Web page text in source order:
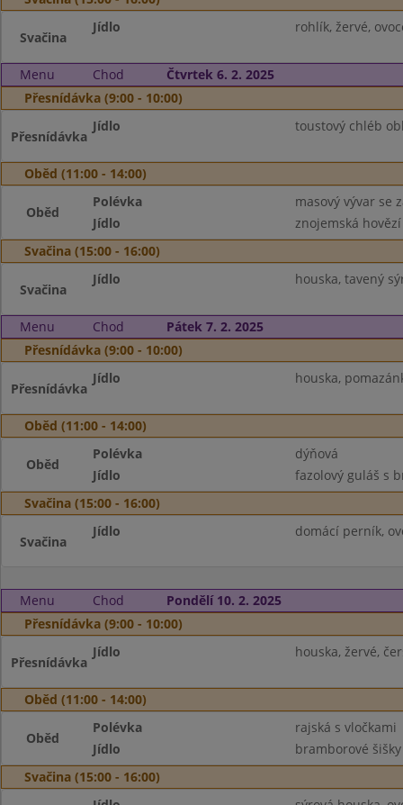
Svačina
Jídlo rohlík, žervé,
Menu Chod
Čtvrtek 6. 2. 2025
Přesnídávka (9:00 - 10:00)
Přesnídávka
Jídlo toustový chléb
Oběd (11:00 - 14:00)
Oběd
Polévka
masový vývar se
Jídlo
znojemská
Svačina (15:00 - 16:00)
Svačina
Jídlo houska, tavený
Menu Chod
Pátek 7. 2. 2025
Přesnídávka (9:00 - 10:00)
Přesnídávka
Jídlo houska,
Oběd (11:00 - 14:00)
Oběd
Polévka
dýňová
Jídlo
fazolový guláš s
Svačina (15:00 - 16:00)
Svačina
Jídlo domácí perník,
Menu Chod
Pondělí 10. 2. 2025
Přesnídávka (9:00 - 10:00)
Přesnídávka
Jídlo houska, žervé,
Oběd (11:00 - 14:00)
Oběd
Polévka
rajská s vločkami
Jídlo
bramborové
Svačina (15:00 - 16:00)